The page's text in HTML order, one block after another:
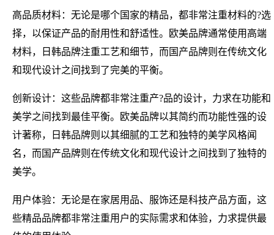
高品质材料：无论是哪个国家的精品，都非常注重材料的?选
择，以保证产品的耐用性和舒适性。欧美品牌通常使用高端
材料，日韩品牌注重工艺和细节，而国产品牌则在传统文化
和现代设计之间找到了完美的平衡。
创新设计：这些品牌都非常注重产?品的设计，力求在功能和
美学之间找到最佳平衡。欧美品牌以其简约而功能性强的设
计著称，日韩品牌则以其细腻的工艺和独特的美学风格闻
名，而国产品牌则在传统文化和现代设计之间找到了独特的
美学。
用户体验：无论是在家居用品、服饰还是科技产品方面，这
些精品品牌都非常注重用户的实际需求和体验，力求提供最